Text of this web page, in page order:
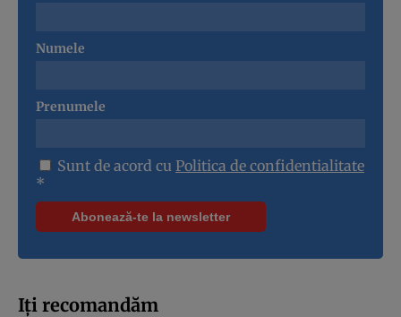
Numele
Prenumele
Sunt de acord cu Politica de confidentialitate
*
Iți recomandăm